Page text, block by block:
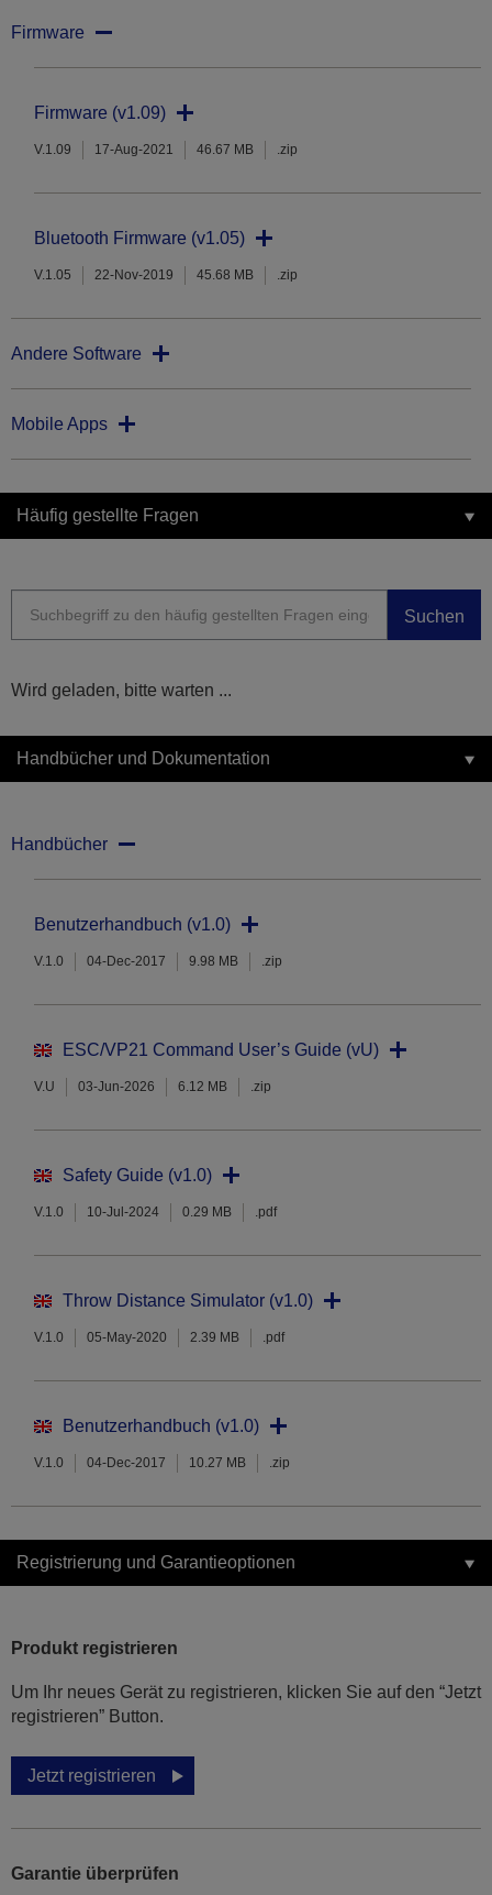
Firmware
Firmware (v1.09)
V.1.09 17-Aug-2021 46.67 MB .zip
Bluetooth Firmware (v1.05)
V.1.05 22-Nov-2019 45.68 MB .zip
Andere Software
Mobile Apps
Häufig gestellte Fragen
Suchen
Wird geladen, bitte warten ...
Handbücher und Dokumentation
Handbücher
Benutzerhandbuch (v1.0)
V.1.0 04-Dec-2017 9.98 MB .zip
ESC/VP21 Command User’s Guide (vU)
V.U 03-Jun-2026 6.12 MB .zip
Safety Guide (v1.0)
V.1.0 10-Jul-2024 0.29 MB .pdf
Throw Distance Simulator (v1.0)
V.1.0 05-May-2020 2.39 MB .pdf
Benutzerhandbuch (v1.0)
V.1.0 04-Dec-2017 10.27 MB .zip
Registrierung und Garantieoptionen
Produkt registrieren
Um Ihr neues Gerät zu registrieren, klicken Sie auf den “Jetzt
registrieren” Button.
Jetzt registrieren
Garantie überprüfen